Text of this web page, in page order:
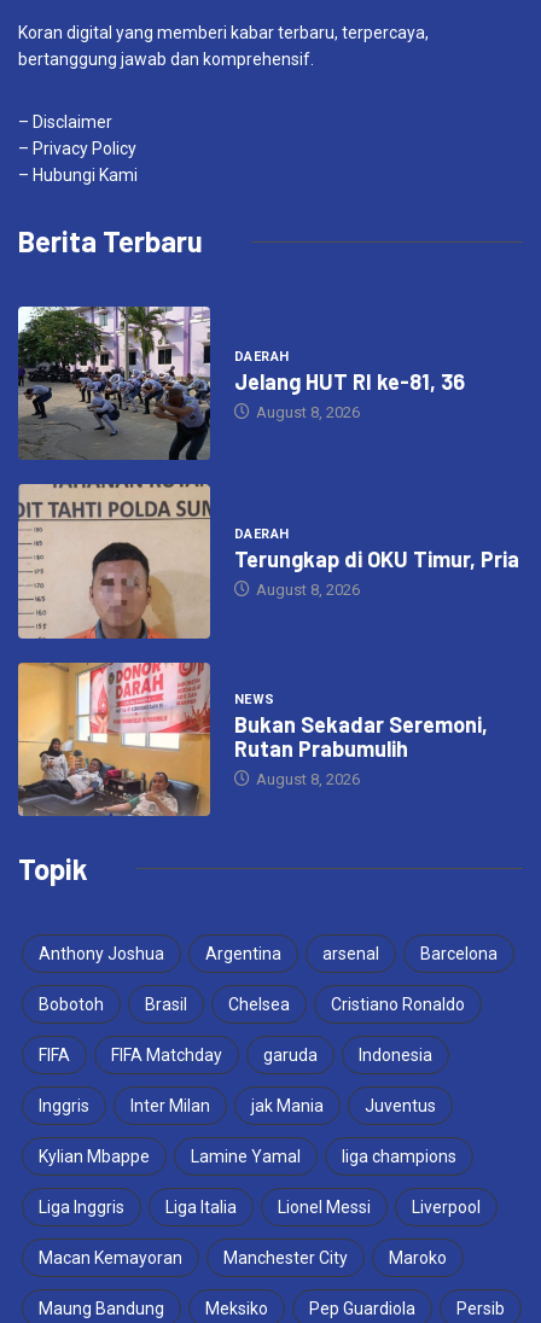
Koran digital yang memberi kabar terbaru, terpercaya,
bertanggung jawab dan komprehensif.
– Disclaimer
– Privacy Policy
– Hubungi Kami
Berita Terbaru
DAERAH
Jelang HUT RI ke-81, 36
August 8, 2026
DAERAH
Terungkap di OKU Timur, Pria
August 8, 2026
NEWS
Bukan Sekadar Seremoni,
Rutan Prabumulih
August 8, 2026
Topik
Anthony Joshua Argentina arsenal Barcelona
Bobotoh Brasil Chelsea Cristiano Ronaldo
FIFA FIFA Matchday garuda Indonesia
Inggris Inter Milan jak Mania Juventus
Kylian Mbappe Lamine Yamal liga champions
Liga Inggris Liga Italia Lionel Messi Liverpool
Macan Kemayoran Manchester City Maroko
Maung Bandung Meksiko Pep Guardiola Persib